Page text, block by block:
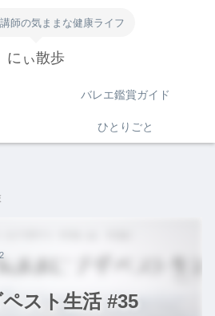
師の気ままな健康ライフ
にぃ散歩
バレエ鑑賞ガイド
ひとりごと
スト生活 #35